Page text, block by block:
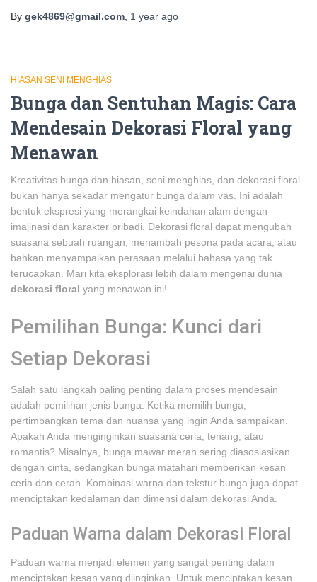
By gek4869@gmail.com 1 year ago
HIASAN SENI MENGHIAS
Bunga dan Sentuhan Magis: Cara
Mendesain Dekorasi Floral yang
Menawan
Kreativitas bunga dan hiasan, seni menghias, dan dekorasi floral
bukan hanya sekadar mengatur bunga dalam vas. Ini adalah
bentuk ekspresi yang merangkai keindahan alam dengan
imajinasi dan karakter pribadi. Dekorasi floral dapat mengubah
suasana sebuah ruangan, menambah pesona pada acara, atau
bahkan menyampaikan perasaan melalui bahasa yang tak
terucapkan. Mari kita eksplorasi lebih dalam mengenai dunia
dekorasi floral yang menawan ini!
Pemilihan Bunga: Kunci dari
Setiap Dekorasi
Salah satu langkah paling penting dalam proses mendesain
adalah pemilihan jenis bunga. Ketika memilih bunga,
pertimbangkan tema dan nuansa yang ingin Anda sampaikan.
Apakah Anda menginginkan suasana ceria, tenang, atau
romantis? Misalnya, bunga mawar merah sering diasosiasikan
dengan cinta, sedangkan bunga matahari memberikan kesan
ceria dan cerah. Kombinasi warna dan tekstur bunga juga dapat
menciptakan kedalaman dan dimensi dalam dekorasi Anda.
Paduan Warna dalam Dekorasi Floral
Paduan warna menjadi elemen yang sangat penting dalam
menciptakan kesan yang diinginkan. Untuk menciptakan kesan